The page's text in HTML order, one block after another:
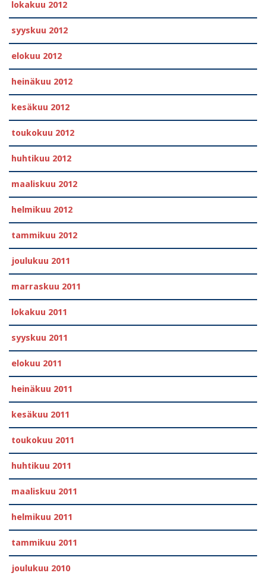
lokakuu 2012
syyskuu 2012
elokuu 2012
heinäkuu 2012
kesäkuu 2012
toukokuu 2012
huhtikuu 2012
maaliskuu 2012
helmikuu 2012
tammikuu 2012
joulukuu 2011
marraskuu 2011
lokakuu 2011
syyskuu 2011
elokuu 2011
heinäkuu 2011
kesäkuu 2011
toukokuu 2011
huhtikuu 2011
maaliskuu 2011
helmikuu 2011
tammikuu 2011
joulukuu 2010